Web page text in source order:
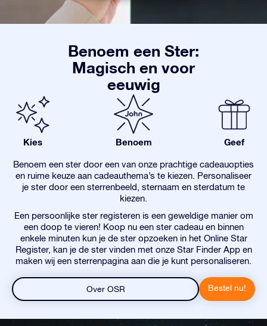
Benoem een Ster:
Magisch en voor
eeuwig
Kies Benoem Geef
Benoem een ster door een van onze prachtige cadeauopties
en ruime keuze aan cadeauthema’s te kiezen. Personaliseer
je ster door een sterrenbeeld, sternaam en sterdatum te
kiezen.
Een persoonlijke ster registeren is een geweldige manier om
een doop te vieren! Koop nu een ster cadeau en binnen
enkele minuten kun je de ster opzoeken in het Online Star
Register, kan je de ster vinden met onze Star Finder App en
maken wij een sterrenpagina aan die je kunt personaliseren.
Over OSR Bestel nu!